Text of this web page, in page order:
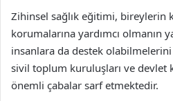
Zihinsel sağlık eğitimi, bireylerin
korumalarına yardımcı olmanın
insanlara da destek
sivil toplum kuruluşları ve devlet
önemli çabalar sarf etmektedir.